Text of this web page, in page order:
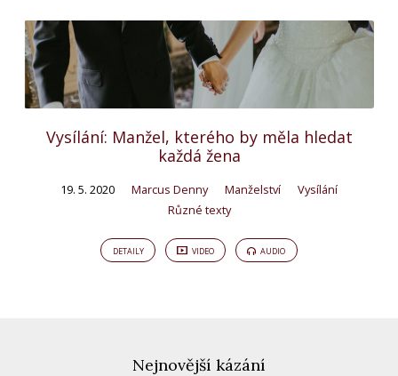
Vysílání: Manžel, kterého by měla hledat
každá žena
19. 5. 2020 Marcus Denny Manželství
Vysílání
Různé texty
DETAILY VIDEO AUDIO
Nejnovější kázání